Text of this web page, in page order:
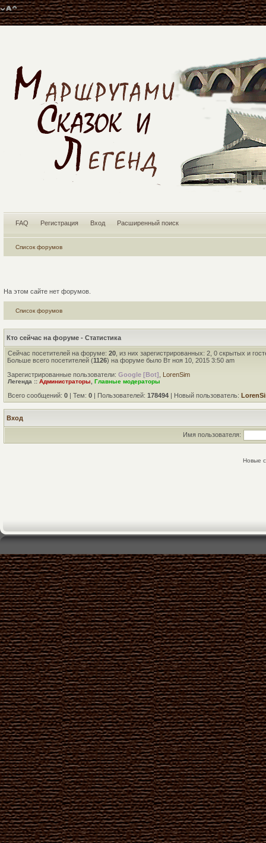
FAQ Регистрация Вход Расширенный поиск
Список форумов
На этом сайте нет форумов.
Список форумов
Кто сейчас на форуме - Статистика
Сейчас посетителей на форуме: 20 , из них зарегистрированных: 2, 0 скрытых и
Больше всего посетителей (1126) на форуме было Вт ноя 10, 2015 3:50 am
Зарегистрированные пользователи: Google [Bot] LorenSim
Легенда :: Администраторы Главные модераторы
Всего сообщений: 0 | Тем: 0 | Пользователей: 178494 | Новый пользователь:
Вход
Имя пользователя:
Новые